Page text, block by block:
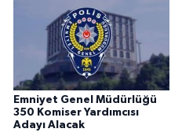
Emniyet Genel Müdürlüğü
350 Komiser Yardımcısı
Adayı Alacak